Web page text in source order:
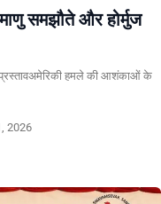
समझौते और होर्मुज
प्रस्तावअमेरिकी हमले की आशंकाओं के
2026